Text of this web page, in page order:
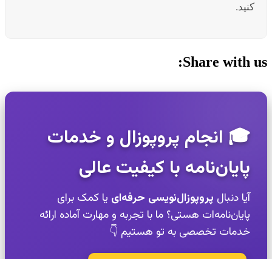
کنید.
Share with us:
🎓 انجام پروپوزال و خدمات
پایان‌نامه با کیفیت عالی
آیا دنبال پروپوزال‌نویسی حرفه‌ای یا کمک برای
پایان‌نامه‌ات هستی؟ ما با تجربه و مهارت آماده ارائه
خدمات تخصصی به تو هستیم 👇